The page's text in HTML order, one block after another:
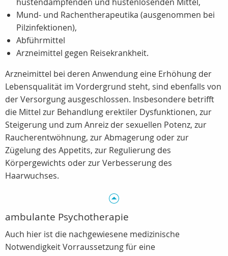
hustendämpfenden und hustenlösenden Mittel,
Mund- und Rachentherapeutika (ausgenommen bei
Pilzinfektionen),
Abführmittel
Arzneimittel gegen Reisekrankheit.
Arzneimittel bei deren Anwendung eine Erhöhung der
Lebensqualität im Vordergrund steht, sind ebenfalls von
der Versorgung ausgeschlossen. Insbesondere betrifft
die Mittel zur Behandlung erektiler Dysfunktionen, zur
Steigerung und zum Anreiz der sexuellen Potenz, zur
Raucherentwöhnung, zur Abmagerung oder zur
Zügelung des Appetits, zur Regulierung des
Körpergewichts oder zur Verbesserung des
Haarwuchses.
ambulante Psychotherapie
Auch hier ist die nachgewiesene medizinische
Notwendigkeit Vorraussetzung für eine